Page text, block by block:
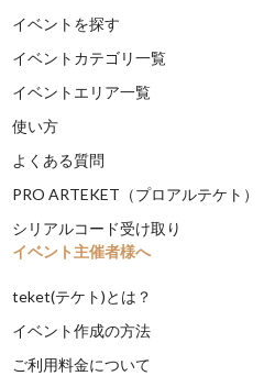
イベントを探す
イベントカテゴリ一覧
イベントエリア一覧
使い方
よくある質問
PRO ARTEKET（プロアルテケト）
シリアルコード受け取り
イベント主催者様へ
teket(テケト)とは？
イベント作成の方法
ご利用料金について